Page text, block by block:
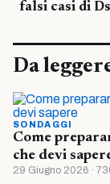
falsi casi di
Da
SONDAGGI
Come
che devi
29 Giugno 2026 ·